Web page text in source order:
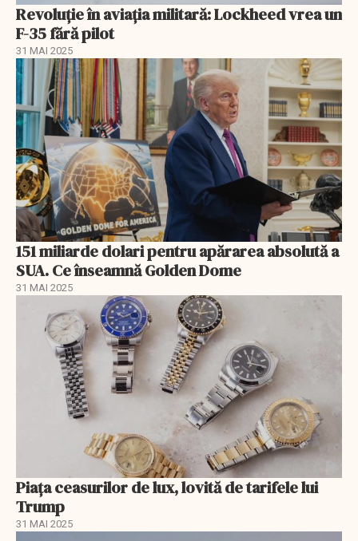
Revoluție în aviația militară: Lockheed vrea un
F-35 fără pilot
31 MAI 2025
151 miliarde dolari pentru apărarea absolută a
SUA. Ce înseamnă Golden Dome
31 MAI 2025
Piața ceasurilor de lux, lovită de tarifele lui
Trump
31 MAI 2025